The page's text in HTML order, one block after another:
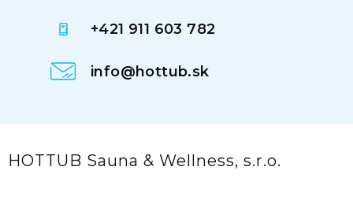
+421 911 603 782
info@hottub.sk
HOTTUB Sauna & Wellness, s.r.o.